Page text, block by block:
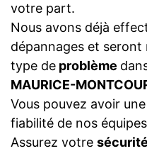
votre part.
Nous avons déjà
dépannages et seront
type de problème
MAURICE-
Vous pouvez avoir
fiabilité de nos
Assurez votre sécurité